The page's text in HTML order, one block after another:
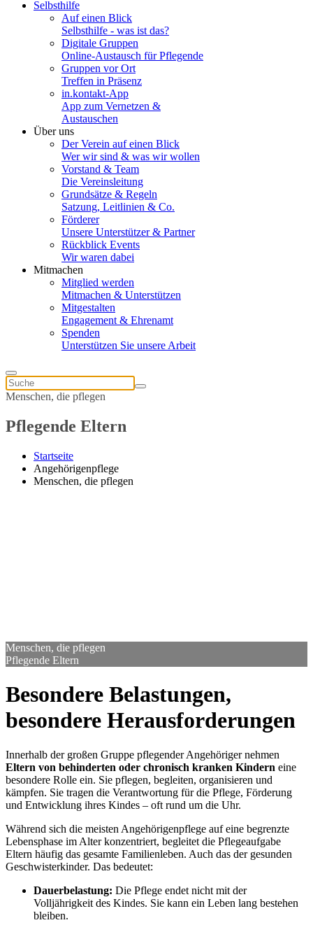
Selbsthilfe
Auf einen Blick
Selbsthilfe - was ist das?
Digitale Gruppen
Online-Austausch für Pflegende
Gruppen vor Ort
Treffen in Präsenz
in.kontakt-App
App zum Vernetzen &
Austauschen
Über uns
Der Verein auf einen Blick
Wer wir sind & was wir wollen
Vorstand & Team
Die Vereinsleitung
Grundsätze & Regeln
Satzung, Leitlinien & Co.
Förderer
Unsere Unterstützer & Partner
Rückblick Events
Wir waren dabei
Mitmachen
Mitglied werden
Mitmachen & Unterstützen
Mitgestalten
Engagement & Ehrenamt
Spenden
Unterstützen Sie unsere Arbeit
Menschen, die pflegen
Pflegende Eltern
Startseite
Angehörigenpflege
Menschen, die pflegen
Menschen, die pflegen
Pflegende Eltern
Besondere Belastungen,
besondere Herausforderungen
Innerhalb der großen Gruppe pflegender Angehöriger nehmen
Eltern von behinderten oder chronisch kranken Kindern eine
besondere Rolle ein. Sie pflegen, begleiten, organisieren und
kämpfen. Sie tragen die Verantwortung für die Pflege, Förderung
und Entwicklung ihres Kindes – oft rund um die Uhr.
Während sich die meisten Angehörigenpflege auf eine begrenzte
Lebensphase im Alter konzentriert, begleitet die Pflegeaufgabe
Eltern häufig das gesamte Familienleben. Auch das der gesunden
Geschwisterkinder. Das bedeutet:
Dauerbelastung: Die Pflege endet nicht mit der
Volljährigkeit des Kindes. Sie kann ein Leben lang bestehen
bleiben.